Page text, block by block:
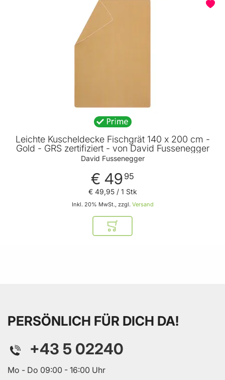
Leichte Kuscheldecke Fischgrät 140 x 200 cm -
Gold - GRS zertifiziert - von David Fussenegger
David Fussenegger
€ 49 95
Inkl. 20% MwSt., zzgl. Versand
€ 49,95/ 1 Stk
In den Warenkorb
PERSÖNLICH FÜR DICH DA!
+43 5 02240
Mo - Do 09:00 - 16:00 Uhr